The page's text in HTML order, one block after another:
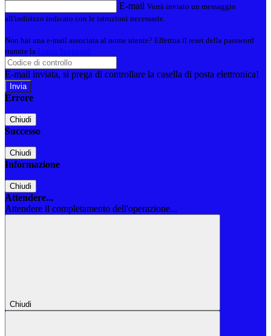
E-mail Verrà inviato un messaggio
all'indirizzo indicato con le istruzioni necessarie.
Non hai una e-mail associata al nome utente? Effettua il reset della password
tramite la
E-mail inviata, si prega di controllare la casella di posta elettronica!
Errore
Chiudi
Successo
Chiudi
Informazione
Chiudi
Attendere...
Attendere il completamento dell'operazione...
Chiudi